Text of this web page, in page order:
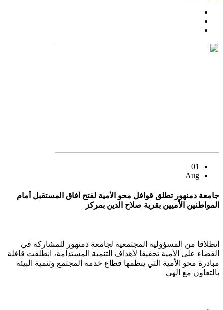
01
Aug
جامعة دمنهور تطلق قوافل محو الأمية لفتح آفاق المستقبل أمام
المواطنين الأميين بقرية صلاح الدين بمركز
انطلاقا من المسؤولية المجتمعية لجامعة دمنهور للمشاركة في
القضاء على الأمية تحقيقا لأهداف التنمية المستدامة، انطلقت قافلة
مبادرة محو الأمية التي ينظمها قطاع خدمة المجتمع وتنمية البيئة
بالتعاون مع الهي